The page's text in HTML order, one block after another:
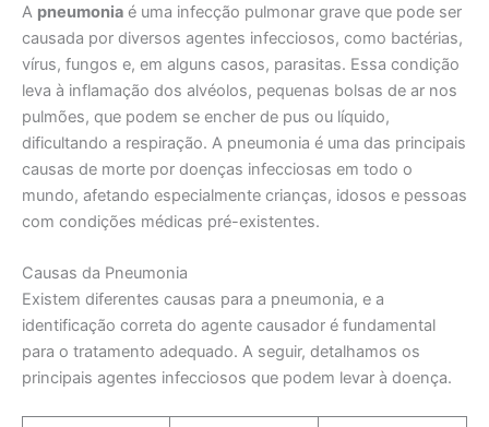
A pneumonia é uma infecção pulmonar grave que pode ser
causada por diversos agentes infecciosos, como bactérias,
vírus, fungos e, em alguns casos, parasitas. Essa condição
leva à inflamação dos alvéolos, pequenas bolsas de ar nos
pulmões, que podem se encher de pus ou líquido,
dificultando a respiração. A pneumonia é uma das principais
causas de morte por doenças infecciosas em todo o
mundo, afetando especialmente crianças, idosos e pessoas
com condições médicas pré-existentes.
Causas da Pneumonia
Existem diferentes causas para a pneumonia, e a
identificação correta do agente causador é fundamental
para o tratamento adequado. A seguir, detalhamos os
principais agentes infecciosos que podem levar à doença.